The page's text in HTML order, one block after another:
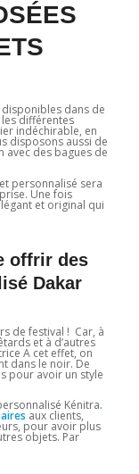
dans de
différentes
indéchirable, en
disposons aussi de
avec des bagues de
personnalisé sera
Une fois
et original qui
offrir des
Dakar
de festival ! Car, à
et à d’autres
A cet effet, on
dans le noir. De
pour avoir un style
Kénitra.
aux clients,
pour avoir plus
objets. Par